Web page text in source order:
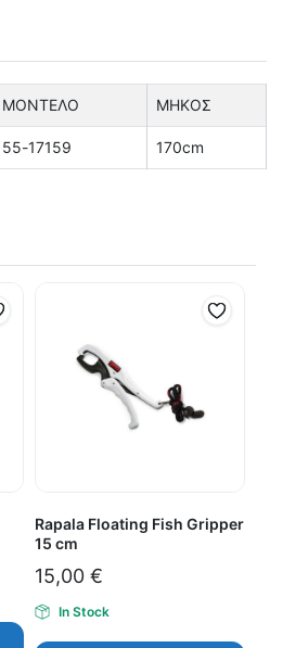
ΜΟΝΤΕΛΟ ΜΗΚΟΣ
55-17159 170cm
Rapala Floating Fish Gripper
15 cm
15,00 €
In Stock